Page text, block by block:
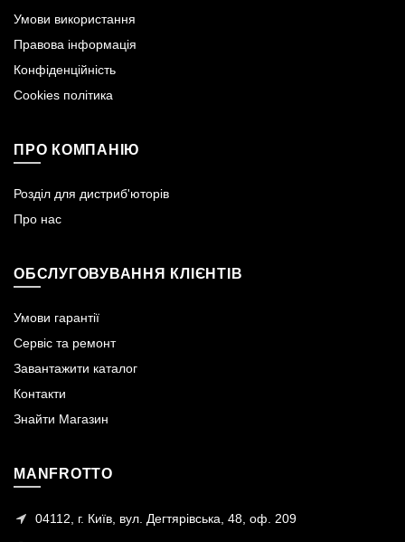
Умови використання
Правова інформація
Конфіденційність
Cookies політика
ПРО КОМПАНІЮ
Розділ для дистриб'юторів
Про нас
ОБСЛУГОВУВАННЯ КЛІЄНТІВ
Умови гарантії
Сервіс та ремонт
Завантажити каталог
Контакти
Знайти Магазин
MANFROTTO
04112, г. Київ, вул. Дегтярівська, 48, оф. 209